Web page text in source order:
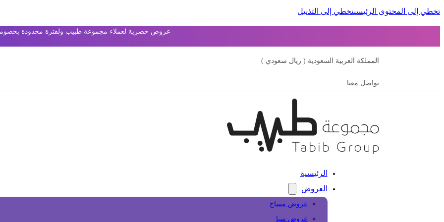
تخطي إلى المحتوى الرئيسيتخطي إلى التذييل
عروض حصرية لعملاء مجموعة طبيب ولفترة محدودة بخصومات
المملكة العربية السعودية ( ريال سعودي )
تواصل معنا
الرئيسية
العروض
عروض مساج
عروض سبا